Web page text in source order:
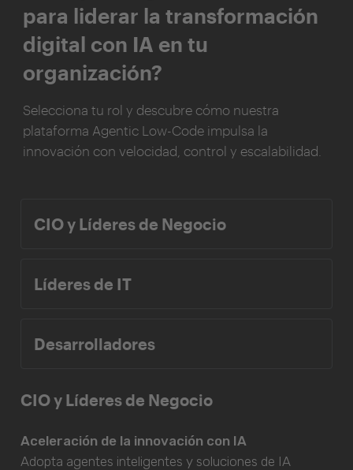
para liderar la transformación
digital con IA en tu
organización?
Selecciona tu rol y descubre cómo nuestra
plataforma Agentic Low-Code impulsa la
innovación con velocidad, control y escalabilidad.
CIO y Líderes de Negocio
Líderes de IT
Desarrolladores
CIO y Líderes de Negocio
Aceleración de la innovación con IA
Adopta agentes inteligentes y soluciones de IA